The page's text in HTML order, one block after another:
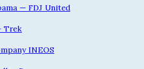
— FDJ United
Trek
INEOS